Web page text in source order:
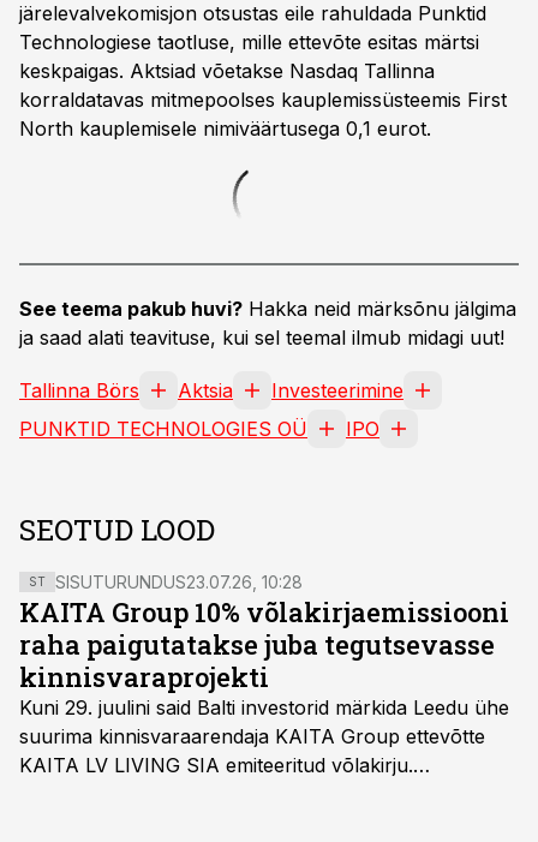
järelevalvekomisjon otsustas eile rahuldada Punktid
Technologiese taotluse, mille ettevõte esitas märtsi
keskpaigas. Aktsiad võetakse Nasdaq Tallinna
korraldatavas mitmepoolses kauplemissüsteemis First
North kauplemisele nimiväärtusega 0,1 eurot.
See teema pakub huvi? Hakka neid märksõnu jälgima
ja saad alati teavituse, kui sel teemal ilmub midagi uut!
Tallinna Börs Aktsia
Investeerimine
PUNKTID TECHNOLOGIES OÜ
IPO
SEOTUD LOOD
ST SISUTURUNDUS23.07.26, 10:28
KAITA Group 10% võlakirjaemissiooni
raha paigutatakse juba tegutsevasse
kinnisvaraprojekti
Kuni 29. juulini said Balti investorid märkida Leedu ühe
suurima kinnisvaraarendaja KAITA Group ettevõtte
KAITA LV LIVING SIA emiteeritud võlakirju.